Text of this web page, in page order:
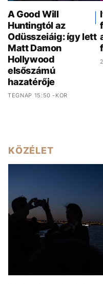
A Good Will
Huntingtól az
Odüsszeiáig: így lett
Matt Damon
Hollywood
elsőszámú
hazatérője
TEGNAP 15:50 -KOR
KÖZÉLET